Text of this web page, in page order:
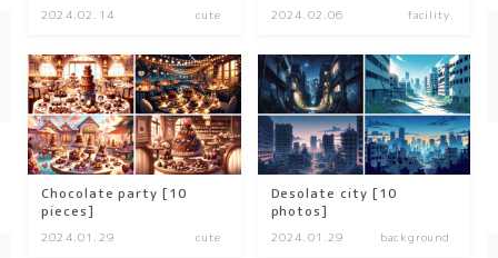
delivery room
kitchen
お風呂
寝室
custom rooms
cityscape
2024.02.14 cute 2024.02.06 facility
Chocolate party [10
pieces]
2024.01.29 cute
Desolate city [10
photos]
2024.01.29 background